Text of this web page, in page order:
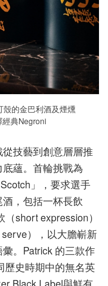
殼的金巴利酒及煙燻
典Negroni
技藝到創意層層推
蘊。首輪挑戰為
」，要求選手
，包括一杯長飲
（short expression）
），以大膽嶄新
。Patrick 的三款作
歷史時期中的無名英